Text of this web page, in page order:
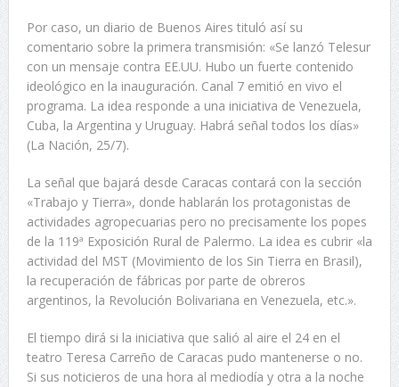
Por caso, un diario de Buenos Aires tituló así su
comentario sobre la primera transmisión: «Se lanzó Telesur
con un mensaje contra EE.UU. Hubo un fuerte contenido
ideológico en la inauguración. Canal 7 emitió en vivo el
programa. La idea responde a una iniciativa de Venezuela,
Cuba, la Argentina y Uruguay. Habrá señal todos los días»
(La Nación, 25/7).
La señal que bajará desde Caracas contará con la sección
«Trabajo y Tierra», donde hablarán los protagonistas de
actividades agropecuarias pero no precisamente los popes
de la 119ª Exposición Rural de Palermo. La idea es cubrir «la
actividad del MST (Movimiento de los Sin Tierra en Brasil),
la recuperación de fábricas por parte de obreros
argentinos, la Revolución Bolivariana en Venezuela, etc.».
El tiempo dirá si la iniciativa que salió al aire el 24 en el
teatro Teresa Carreño de Caracas pudo mantenerse o no.
Si sus noticieros de una hora al mediodía y otra a la noche